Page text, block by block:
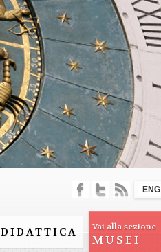
DIDATTICA Vai alla sezione
MUSEI
ENG